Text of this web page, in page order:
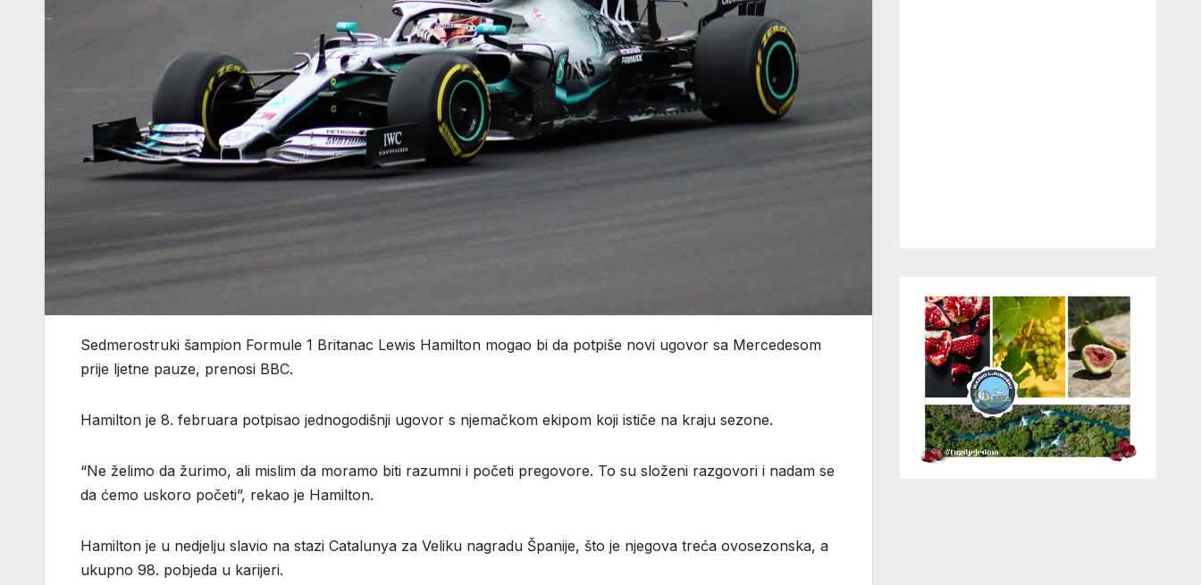
Sedmerostruki šampion Formule 1 Britanac Lewis Hamilton mogao bi da potpiše novi ugovor sa Mercedesom
prije ljetne pauze, prenosi BBC.
Hamilton je 8. februara potpisao jednogodišnji ugovor s njemačkom ekipom koji ističe na kraju sezone.
“Ne želimo da žurimo, ali mislim da moramo biti razumni i početi pregovore. To su složeni razgovori i nadam se
da ćemo uskoro početi”, rekao je Hamilton.
Hamilton je u nedjelju slavio na stazi Catalunya za Veliku nagradu Španije, što je njegova treća ovosezonska, a
ukupno 98. pobjeda u karijeri.